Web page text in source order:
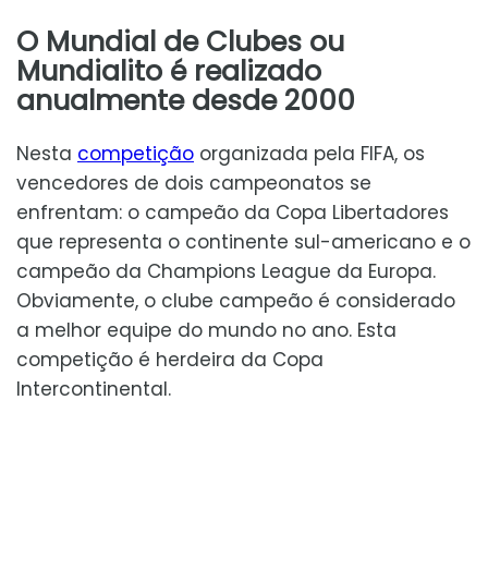
O Mundial de Clubes ou
Mundialito é realizado
anualmente desde 2000
Nesta competição organizada pela FIFA, os
vencedores de dois campeonatos se
enfrentam: o campeão da Copa Libertadores
que representa o continente sul-americano e o
campeão da Champions League da Europa.
Obviamente, o clube campeão é considerado
a melhor equipe do mundo no ano. Esta
competição é herdeira da Copa
Intercontinental.